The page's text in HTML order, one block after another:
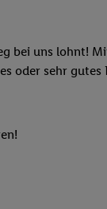
bei uns lohnt!
oder sehr
Ihre
oder
einen Klick auf